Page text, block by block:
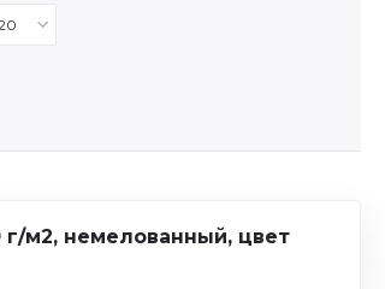
м2, немелованный, цвет